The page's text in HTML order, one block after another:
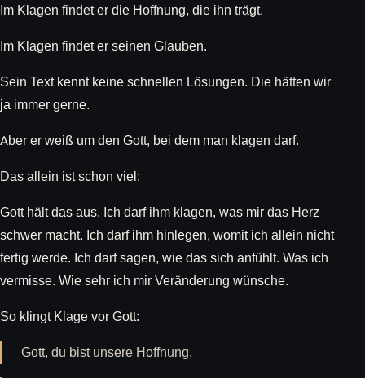
Im Klagen findet er die Hoffnung, die ihn trägt.
Im Klagen findet er seinen Glauben.
Sein Text kennt keine schnellen Lösungen. Die hätten wir
ja immer gerne.
Aber er weiß um den Gott, bei dem man klagen darf.
Das allein ist schon viel:
Gott hält das aus. Ich darf ihm klagen, was mir das Herz
schwer macht. Ich darf ihm hinlegen, womit ich allein nicht
fertig werde. Ich darf sagen, wie das sich anfühlt. Was ich
vermisse. Wie sehr ich mir Veränderung wünsche.
So klingt Klage vor Gott:
Gott, du bist unsere Hoffnung.